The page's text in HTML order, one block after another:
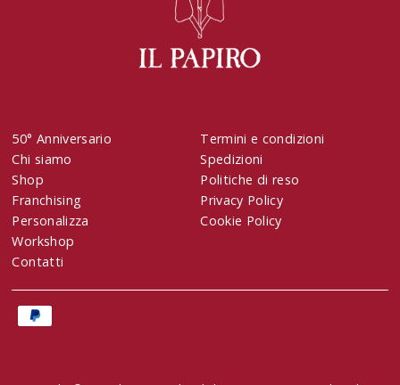
50° Anniversario
Chi siamo
Shop
Franchising
Personalizza
Workshop
Contatti
Termini e condizioni
Spedizioni
Politiche di reso
Privacy Policy
Cookie Policy